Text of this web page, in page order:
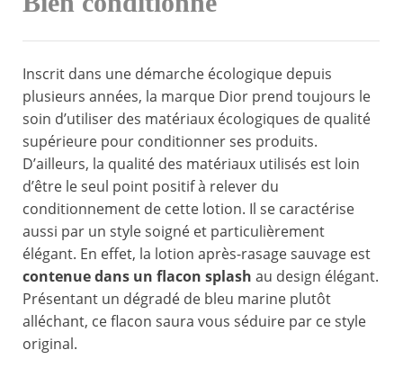
Inscrit dans une démarche écologique depuis
plusieurs années, la marque Dior prend toujours le
soin d’utiliser des matériaux écologiques de qualité
supérieure pour conditionner ses produits.
D’ailleurs, la qualité des matériaux utilisés est loin
d’être le seul point positif à relever du
conditionnement de cette lotion. Il se caractérise
aussi par un style soigné et particulièrement
élégant. En effet, la lotion après-rasage sauvage est
contenue dans un flacon splash au design élégant.
Présentant un dégradé de bleu marine plutôt
alléchant, ce flacon saura vous séduire par ce style
original.